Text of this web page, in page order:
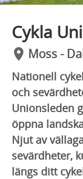
Cykla
Moss -
Nationell
och
Unionsleden
öppna
Njut av
sevärdheter,
längs ditt